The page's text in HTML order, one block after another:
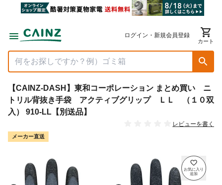
ログイン・新規会員登録
カート
【CAINZ-DASH】東和コーポレーション まとめ買い ニ
トリル背抜き手袋 アクティブグリップ ＬＬ （１０双
入） 910-LL【別送品】
レビューを書く
メーカー直送